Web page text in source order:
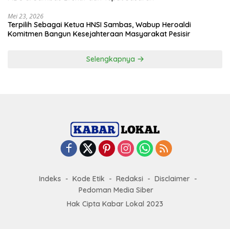
Mei 23, 2026
Terpilih Sebagai Ketua HNSI Sambas, Wabup Heroaldi
Komitmen Bangun Kesejahteraan Masyarakat Pesisir
Selengkapnya
Indeks Kode Etik Redaksi
Disclaimer
Pedoman Media Siber
Hak Cipta Kabar Lokal 2023